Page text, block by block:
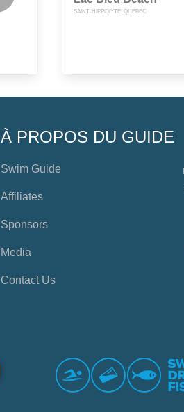
SAINT-HIPPOLYTE, QUEBEC
À PROPOS DU GUIDE
Swim Guide
Affiliates
Sponsors
Media
Contact Us